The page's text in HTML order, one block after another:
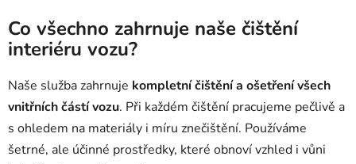
Co všechno zahrnuje naše čištění
interiéru vozu?
Naše služba zahrnuje kompletní čištění a ošetření všech
vnitřních částí vozu. Při každém čištění pracujeme pečlivě a
s ohledem na materiály i míru znečištění. Používáme
šetrné, ale účinné prostředky, které obnoví vzhled i vůni